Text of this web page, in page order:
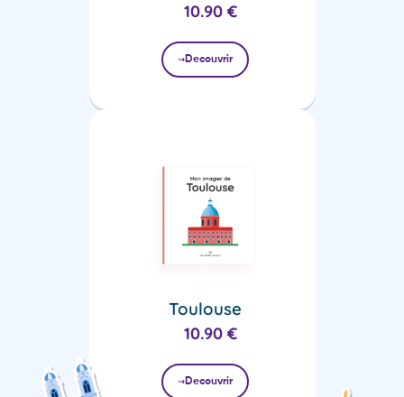
10.90 €
Decouvrir
Toulouse
10.90 €
Decouvrir